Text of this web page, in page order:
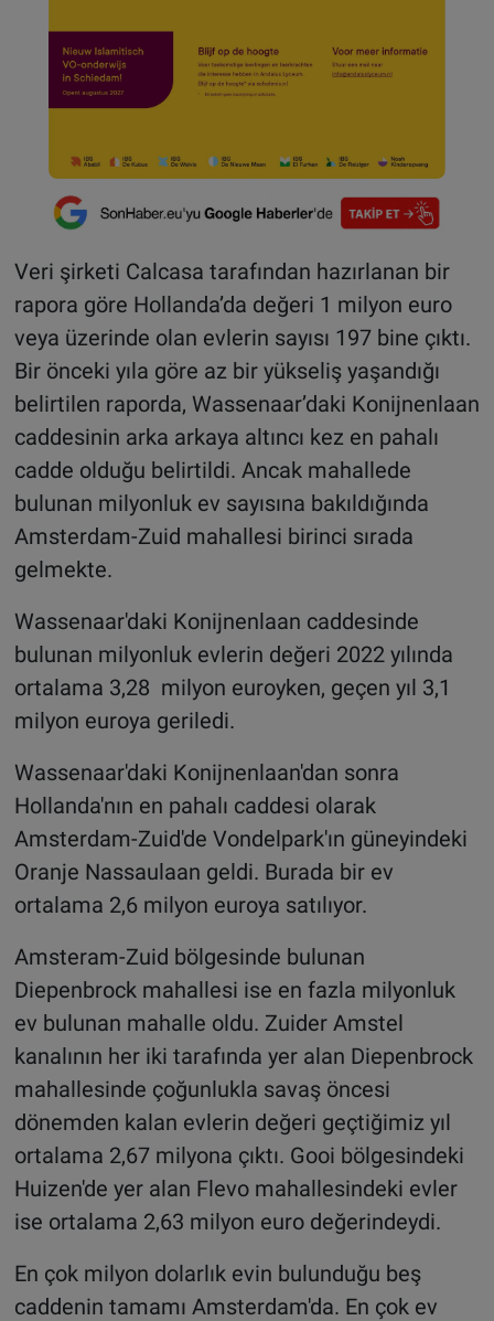
Veri şirketi Calcasa tarafından hazırlanan bir
rapora göre Hollanda’da değeri 1 milyon euro
veya üzerinde olan evlerin sayısı 197 bine çıktı.
Bir önceki yıla göre az bir yükseliş yaşandığı
belirtilen raporda, Wassenaar’daki Konijnenlaan
caddesinin arka arkaya altıncı kez en pahalı
cadde olduğu belirtildi. Ancak mahallede
bulunan milyonluk ev sayısına bakıldığında
Amsterdam-Zuid mahallesi birinci sırada
gelmekte.
Wassenaar'daki Konijnenlaan caddesinde
bulunan milyonluk evlerin değeri 2022 yılında
ortalama 3,28 milyon euroyken, geçen yıl 3,1
milyon euroya geriledi.
Wassenaar'daki Konijnenlaan'dan sonra
Hollanda'nın en pahalı caddesi olarak
Amsterdam-Zuid'de Vondelpark'ın güneyindeki
Oranje Nassaulaan geldi. Burada bir ev
ortalama 2,6 milyon euroya satılıyor.
Amsteram-Zuid bölgesinde bulunan
Diepenbrock mahallesi ise en fazla milyonluk
ev bulunan mahalle oldu. Zuider Amstel
kanalının her iki tarafında yer alan Diepenbrock
mahallesinde çoğunlukla savaş öncesi
dönemden kalan evlerin değeri geçtiğimiz yıl
ortalama 2,67 milyona çıktı. Gooi bölgesindeki
Huizen'de yer alan Flevo mahallesindeki evler
ise ortalama 2,63 milyon euro değerindeydi.
En çok milyon dolarlık evin bulunduğu beş
caddenin tamamı Amsterdam'da. En çok ev